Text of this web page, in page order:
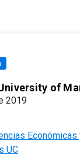
of
2019
Económicas
UC